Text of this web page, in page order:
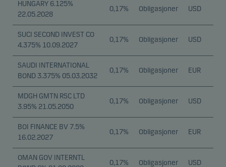
HUNGARY 6.125%
22.05.2028
0,17% Obligasjoner USD
SUCI SECOND INVEST CO
4.375% 10.09.2027
0,17% Obligasjoner USD
SAUDI INTERNATIONAL
BOND 3.375% 05.03.2032
0,17% Obligasjoner EUR
MDGH GMTN RSC LTD
3.95% 21.05.2050
0,17% Obligasjoner USD
BOI FINANCE BV 7.5%
16.02.2027
0,17% Obligasjoner EUR
OMAN GOV INTERNTL
0,17% Obligasjoner USD